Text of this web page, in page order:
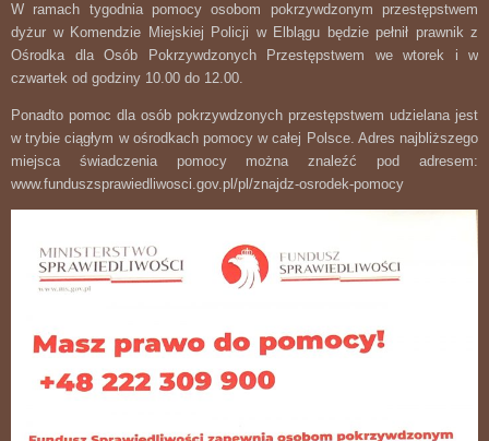
W ramach tygodnia pomocy osobom pokrzywdzonym przestępstwem
dyżur w Komendzie Miejskiej Policji w Elblągu będzie pełnił prawnik z
Ośrodka dla Osób Pokrzywdzonych Przestępstwem we wtorek i w
czwartek od godziny 10.00 do 12.00.
Ponadto pomoc dla osób pokrzywdzonych przestępstwem udzielana jest
w trybie ciągłym w ośrodkach pomocy w całej Polsce. Adres najbliższego
miejsca świadczenia pomocy można znaleźć pod adresem:
www.funduszsprawiedliwosci.gov.pl/pl/znajdz-osrodek-pomocy